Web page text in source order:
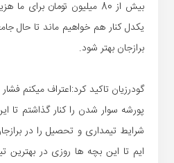
بیش از 80 میلیون تومان
یکدل کنار هم خواهیم ماند تا حال
برازجان بهتر شود.
گودرزیان تاکید کرد:اعتراف میکنم
پورشه سوار شدن را کنار گذاشتم تا
شرایط تیمداری و تحصیل را در
ایم تا این بچه ها روزی در بهترین